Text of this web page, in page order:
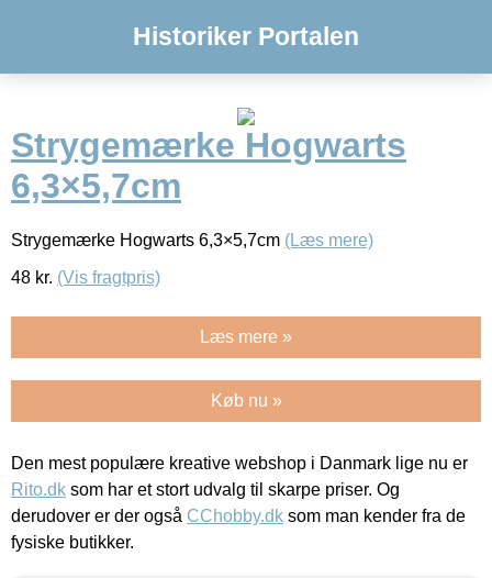
Historiker Portalen
Strygemærke Hogwarts
6,3×5,7cm
Strygemærke Hogwarts 6,3×5,7cm (Læs mere)
48 kr. (Vis fragtpris)
Læs mere »
Køb nu »
Den mest populære kreative webshop i Danmark lige nu er
Rito.dk som har et stort udvalg til skarpe priser. Og
derudover er der også CChobby.dk som man kender fra de
fysiske butikker.